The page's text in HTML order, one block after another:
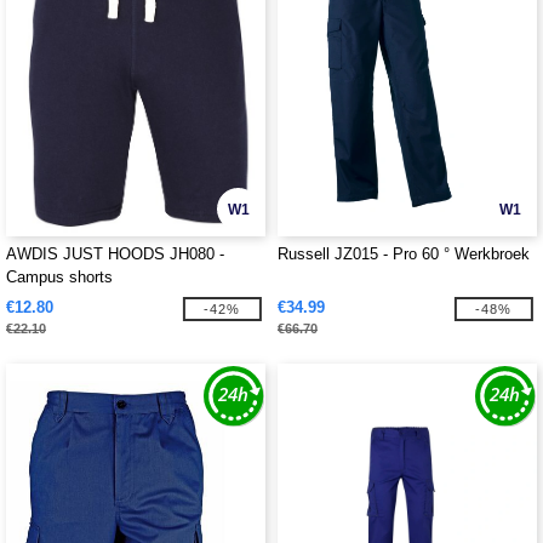
W1
AWDIS JUST HOODS JH080 -
Campus shorts
€12.80
€22.10
-42%
W1
Russell JZ015 - Pro 60 ° Werkbroek
€34.99
€66.70
-48%